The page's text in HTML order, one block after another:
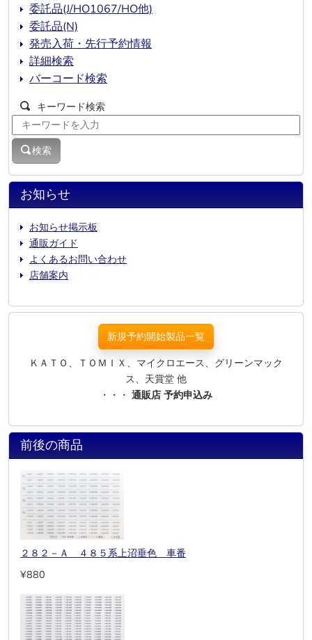
お知らせ
お知らせ掲示板
通販ガイド
よくあるお問い合わせ
店舗案内
委託品(J/HO1067/HO他)
委託品(N)
発売入荷・先行予約情報
詳細検索
バーコード検索
キーワード検索
検索
新規予約開始製品一覧
ＫＡＴＯ、ＴＯＭＩＸ、マイクロエース、グリーンマック
ス、天賞堂 他
・・・ 通販店 予約申込み
前後の商品
２８２－Ａ ４８５系上沼垂色 車番
¥880